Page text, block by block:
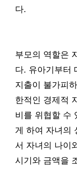
다.
부모의 역할은
다. 유아기부터
지출이 불가피
한적인 경제적
비를 위협할 수
게 하여 자녀의
서 자녀의 나이
시기와 금액을